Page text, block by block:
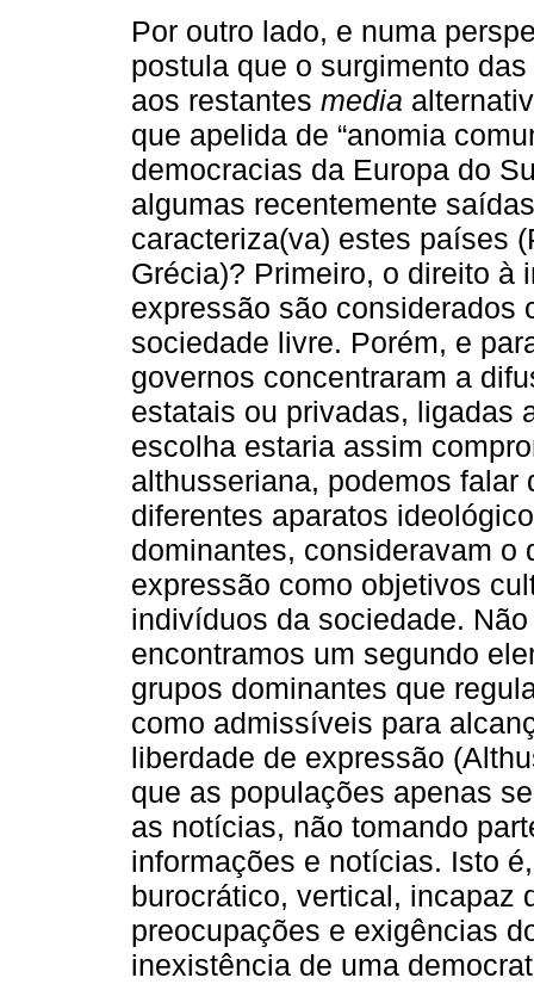
Por outro lado, e numa
postula que o surgimento
aos restantes media
que apelida de “anomia
democracias da Europa do
algumas recentemente
caracteriza(va) estes países
Grécia)? Primeiro, o direito à
expressão são considerados
sociedade livre. Porém, e
governos concentraram a
estatais ou privadas, ligadas
escolha estaria assim
althusseriana, podemos
diferentes aparatos
dominantes, consideravam o
expressão como objetivos
indivíduos da sociedade.
encontramos um segundo
grupos dominantes que
como admissíveis para
liberdade de expressão
que as populações apenas
as notícias, não tomando
informações e notícias. Isto
burocrático, vertical, incapaz
preocupações e exigências
inexistência de uma